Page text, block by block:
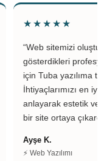
★★★★★
“Web sitemizi
gösterdikleri
için Tuba yazılıma
İhtiyaçlarımızı en iyi
anlayarak estetik ve
bir site ortaya
Ayşe K.
⚡ Web Yazılımı